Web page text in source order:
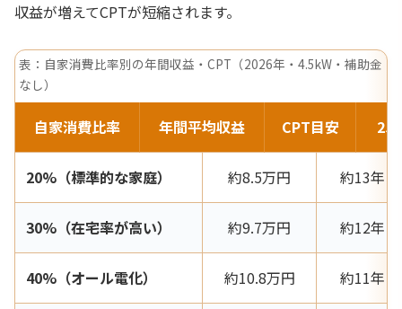
収益が増えてCPTが短縮されます。
表：自家消費比率別の年間収益・CPT（2026年・4.5kW・補助金
なし）
自家消費比率 年間平均収益 CPT目安 25
20%（標準的な家庭） 約8.5万円 約13年
30%（在宅率が高い） 約9.7万円 約12年
40%（オール電化） 約10.8万円 約11年